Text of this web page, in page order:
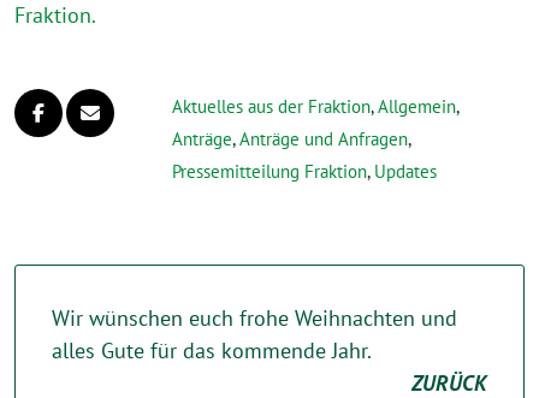
Fraktion.
Aktuelles aus der Fraktion,Allgemein,
Anträge,Anträge und Anfragen,
Pressemitteilung Fraktion, Updates
Wir wünschen euch frohe Weihnachten und
alles Gute für das kommende Jahr.
ZURÜCK